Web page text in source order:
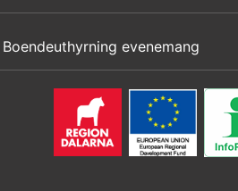
Boendeuthyrning evenemang